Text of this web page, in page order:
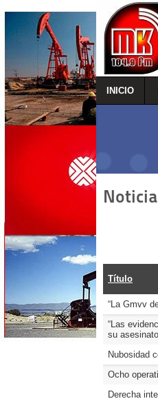
INICIO
Título
“La Gmvv
“Las
su
Nubosidad
Ocho
Derecha